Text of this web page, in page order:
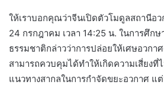
ให้เราบอกคุณว่าจีนเปิดตัวโมดูลสถานีอว
24 กรกฎาคม เวลา 14:25 น. ในการศึกษ
ธรรมชาติกล่าวว่าการปล่อยให้เศษอวกา
สามารถควบคุมได้ทำให้เกิดความเสี่ยงที่
แนวทางสากลในการกำจัดขยะอวกาศ แ